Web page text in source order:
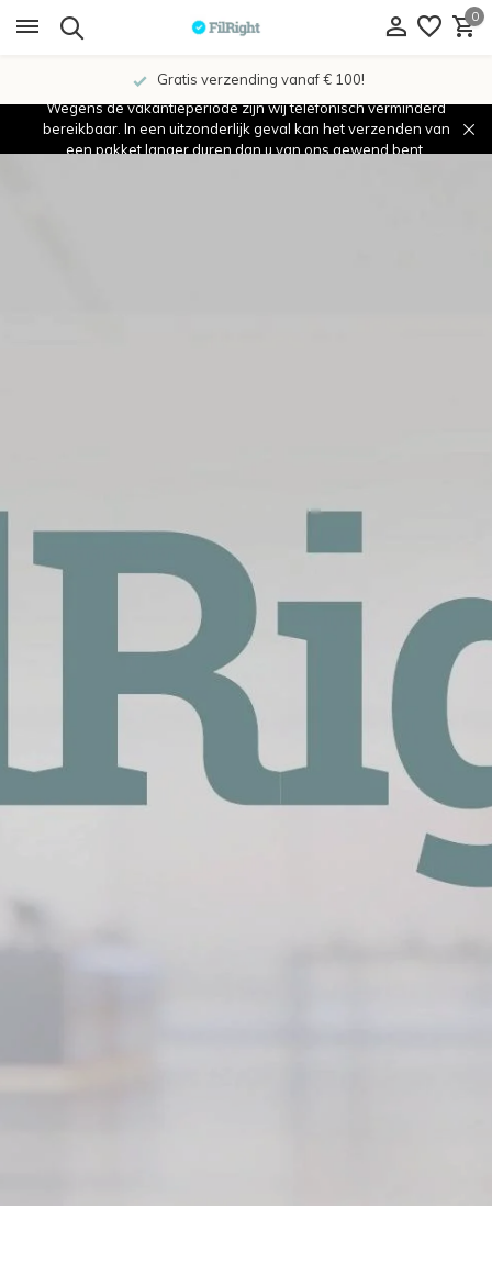
0
Gratis verzending vanaf € 100!
Wegens de vakantieperiode zijn wij telefonisch verminderd
bereikbaar. In een uitzonderlijk geval kan het verzenden van
een pakket langer duren dan u van ons gewend bent.